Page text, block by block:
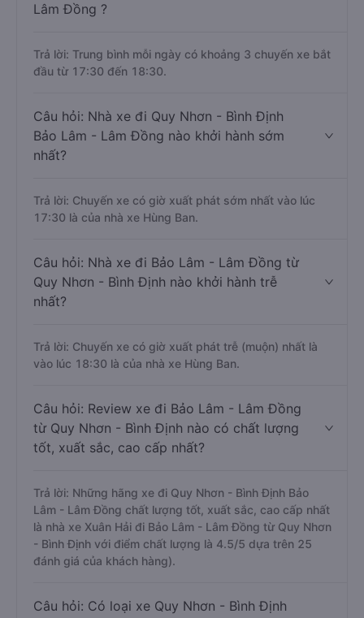
Lâm Đồng ?
Trả lời: Trung bình mỗi ngày có khoảng 3 chuyến xe bắt
đầu từ 17:30 đến 18:30.
Câu hỏi: Nhà xe đi Quy Nhơn - Bình Định
Bảo Lâm - Lâm Đồng nào khởi hành sớm
nhất?
Trả lời: Chuyến xe có giờ xuất phát sớm nhất vào lúc
17:30 là của nhà xe Hùng Ban.
Câu hỏi: Nhà xe đi Bảo Lâm - Lâm Đồng từ
Quy Nhơn - Bình Định nào khởi hành trễ
nhất?
Trả lời: Chuyến xe có giờ xuất phát trễ (muộn) nhất là
vào lúc 18:30 là của nhà xe Hùng Ban.
Câu hỏi: Review xe đi Bảo Lâm - Lâm Đồng
từ Quy Nhơn - Bình Định nào có chất lượng
tốt, xuất sắc, cao cấp nhất?
Trả lời: Những hãng xe đi Quy Nhơn - Bình Định Bảo
Lâm - Lâm Đồng chất lượng tốt, xuất sắc, cao cấp nhất
là nhà xe Xuân Hải đi Bảo Lâm - Lâm Đồng từ Quy Nhơn
- Bình Định với điểm chất lượng là 4.5/5 dựa trên 25
đánh giá của khách hàng).
Câu hỏi: Có loại xe Quy Nhơn - Bình Định